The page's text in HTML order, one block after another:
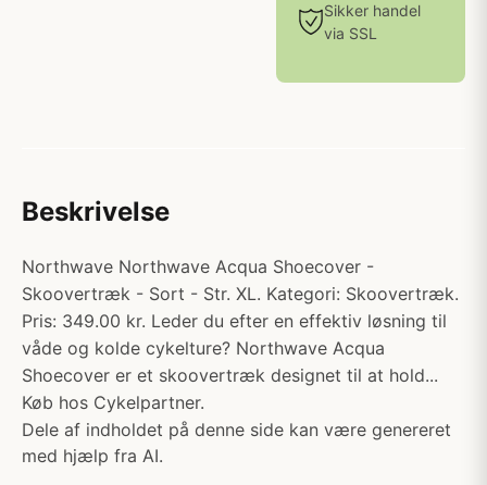
Sikker handel
via SSL
Beskrivelse
Northwave Northwave Acqua Shoecover -
Skoovertræk - Sort - Str. XL. Kategori: Skoovertræk.
Pris: 349.00 kr. Leder du efter en effektiv løsning til
våde og kolde cykelture? Northwave Acqua
Shoecover er et skoovertræk designet til at hold...
Køb hos Cykelpartner.
Dele af indholdet på denne side kan være genereret
med hjælp fra AI.